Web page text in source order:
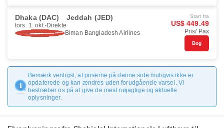
Dhaka (DAC) Jeddah (JED)
tors. 1. okt. Direkte
Biman Bangladesh Airlines
Start fra
US$ 449.49
Pris/ Pax
Bog
Bemærk venligst, at priserne på denne side muligvis ikke er
opdaterede og kan ændres uden forudgående varsel. Vi
bestræber os på at give de mest nøjagtige og aktuelle
oplysninger.